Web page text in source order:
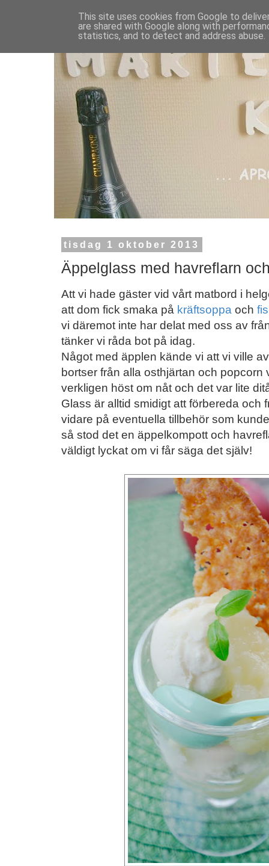
tisdag 1 oktober 2013
Äppelglass med havreflarn
Att vi hade gäster vid vårt matbord i
att dom fick smaka på kräftsoppa och
vi däremot inte har delat med oss av
tänker vi råda bot på idag.
Något med äpplen kände vi att vi ville
bortser från alla osthjärtan och
verkligen höst om nåt och det var lite
Glass är alltid smidigt att förbereda och
vidare på eventuella tillbehör som
så stod det en äppelkompott och
väldigt lyckat om vi får säga det själv!
This site uses cookies from Google to
are shared with Google along with
statistics, and to detect and address abuse.